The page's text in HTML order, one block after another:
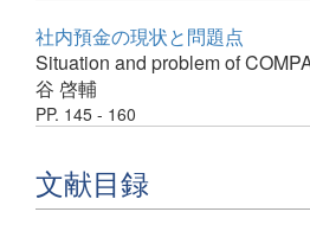
社内預金の現状と問題点
Situation and problem of
谷 啓輔
PP. 145 - 160
文献目録